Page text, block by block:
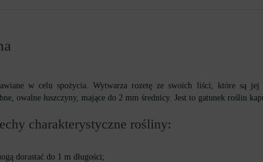
w celu spożycia. Wytwarza rozetę ze swoich liści, które są jej
owalne łuszczyny, mające do 2 mm średnicy. Jest to gatunek roślin
charakterystyczne rośliny:
dorastać do 1 m długości;